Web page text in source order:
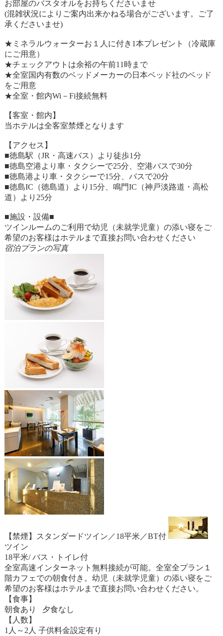
お部屋のバスタオルをお持ちくださいませ
(混雑状況によりご案内出来かねる場合がございます。ご了
承くださいませ)
★ミネラルウォーターお１人に付き1本プレゼント（冷蔵庫
にご用意）
★チェックアウトは余裕の午前11時まで
★全室国内有数のベッドメーカーの日本ベッド社のベッド
をご用意
★全室・館内Wi－Fi接続無料
【客室・館内】
当ホテルは全客室禁煙となります
【アクセス】
■徳島駅（JR・高速バス）より徒歩1分
■徳島空港より車・タクシーで25分、空港バスで30分
■徳島港より車・タクシーで15分、バスで20分
■徳島IC（徳島道）より15分、鳴門IC（神戸淡路道・高松
道）より25分
■施設・設備■
ツインルームのご利用で幼児（未就学児童）の添い寝をご
希望のお客様はホテルまで直接お問い合わせください
宿泊プランの写真
【禁煙】スタンダードツイン／18平米／BT付
ツイン
18平米/ バス・トイレ付
全室高速インターネット無料接続が可能。全室全プラン１
階カフェでの朝食付き。幼児（未就学児童）の添い寝をご
希望のお客様はホテルまで直接お問い合わせください。
【食事】
朝食あり 夕食なし
【人数】
1人～2人 子供料金設定有り